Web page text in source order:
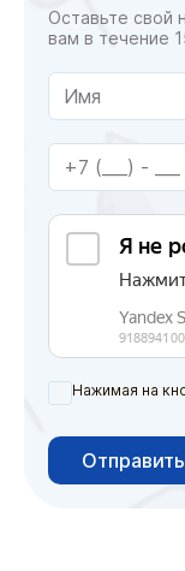
Оставьте свой
вам в течение
Нажимая на
Отправить